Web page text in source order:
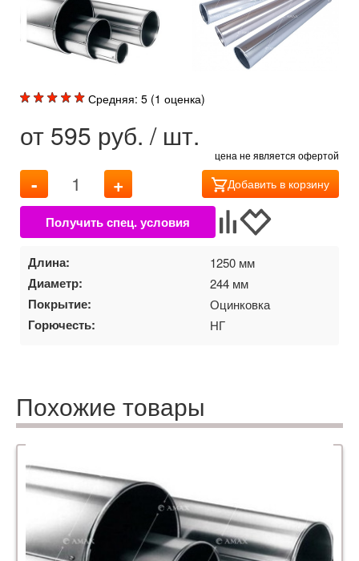
Средняя: 5 (1 оценка)
от 595 руб. / шт.
цена не является офертой
- + Добавить в корзину
Длина: 1250 мм
Диаметр: 244 мм
Покрытие: Оцинковка
Горючесть: НГ
Похожие товары